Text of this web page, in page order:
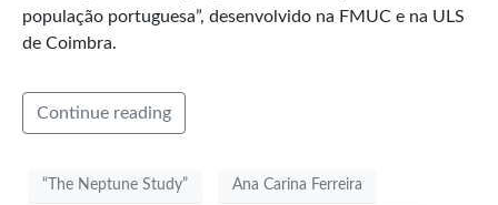
população portuguesa”, desenvolvido na FMUC e na ULS
de Coimbra.
Continue reading
“The Neptune Study” Ana Carina Ferreira